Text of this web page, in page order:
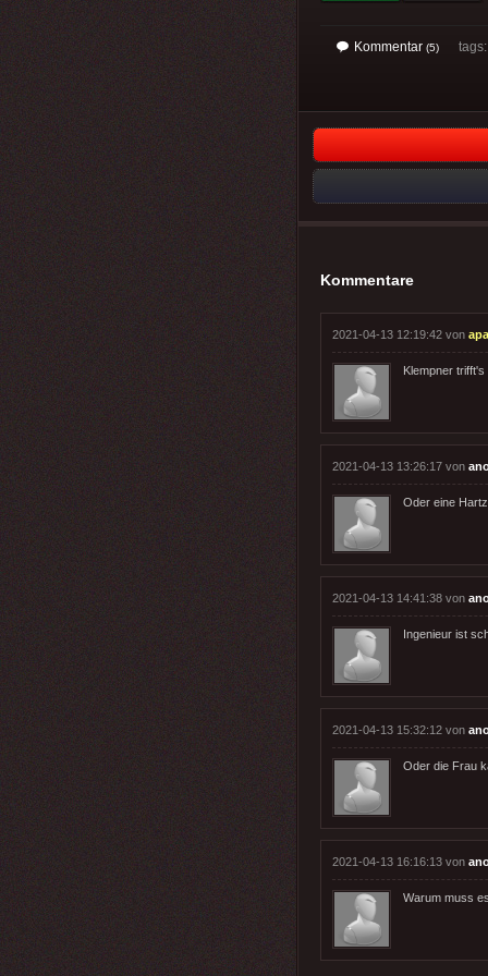
Kommentar (5)
Kommentare
2021-04-13 12:19:42 von
Klempner trifft's
2021-04-13 13:26:17 von
Oder eine
2021-04-13 14:41:38 von
Ingenieur ist
2021-04-13 15:32:12 von
Oder die Frau
2021-04-13 16:16:13 von
Warum muss